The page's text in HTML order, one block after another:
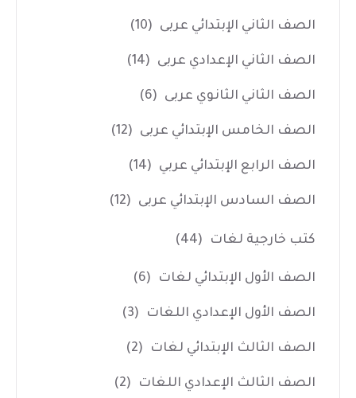
الصف الثاني الإبتدائي عربى (10)
الصف الثاني الإعدادي عربى (14)
الصف الثاني الثانوي عربى (6)
الصف الخامس الإبتدائي عربى (12)
الصف الرابع الإبتدائي عربي (14)
الصف السادس الإبتدائي عربى (12)
كتب خارجية لغات (44)
الصف الأول الإبتدائي لغات (6)
الصف الأول الإعدادي اللغات (3)
الصف الثالث الإبتدائي لغات (2)
الصف الثالث الإعدادي اللغات (2)